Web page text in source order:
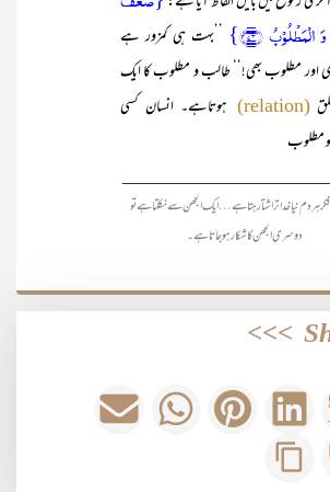
﴿۷۳﴾}
’’بہت ہی کمزور ہے
اور مطلوب بھی!‘‘ طالب و مطلوب کا ایک
(relation)
ہوتاہے۔ انسان کسی
مطلوب
فکر ہر دم نیا خدا تراشتا رہتا ہے … ایک الجھن سے نکلتا ہے تو
دوسری الجھن کا شکارہو جاتا ہے۔
>>>